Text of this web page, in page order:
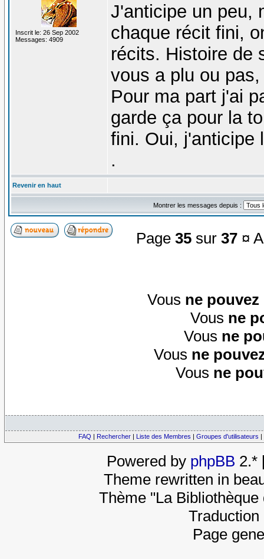
Inscrit le: 26 Sep 2002
Messages: 4909
J'anticipe un peu,
chaque récit fini,
récits. Histoire de
vous a plu ou
Pour ma part j'ai
garde ça pour la
fini. Oui, j'anticipe
.
Revenir en haut
Montrer les messages depuis :
Page35 sur37 ¤
Vous ne pouvez
Vous ne
Vous ne
Vous ne
Vous ne
FAQ | Rechercher | Liste des Membres | Groupes d'utilisateurs |
Powered by phpBB 2.*
Theme rewritten in
Thème "La
Page